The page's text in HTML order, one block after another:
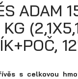
přívěsy
informace
nás
ADAM
s celkovou